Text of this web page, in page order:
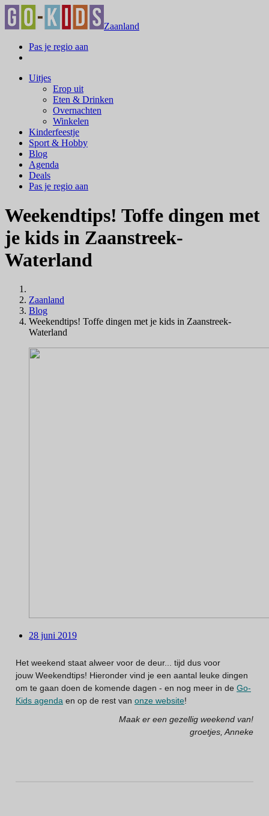
Zaanland
Pas je regio aan
Uitjes
Erop uit
Eten & Drinken
Overnachten
Winkelen
Kinderfeestje
Sport & Hobby
Blog
Agenda
Deals
Pas je regio aan
Weekendtips! Toffe dingen met
je kids in Zaanstreek-
Waterland
Zaanland
Blog
Weekendtips! Toffe dingen met je kids in Zaanstreek-
Waterland
28 juni 2019
Het weekend staat alweer voor de deur... tijd dus voor
jouw Weekendtips! Hieronder vind je een aantal leuke dingen
om te gaan doen de komende dagen - en nog meer in de Go-
Kids agenda en op de rest van onze website!
Maak er een gezellig weekend van!
groetjes, Anneke